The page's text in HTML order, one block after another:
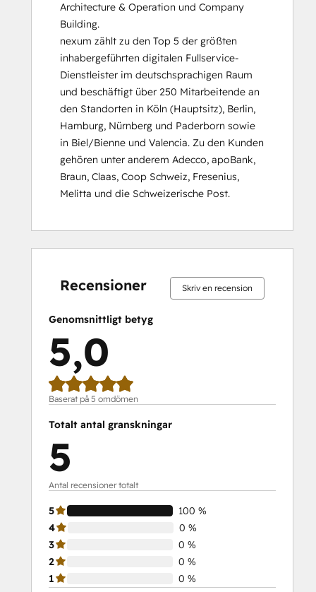
Architecture & Operation und Company
Building.
nexum zählt zu den Top 5 der größten
inhabergeführten digitalen Fullservice-
Dienstleister im deutschsprachigen Raum
und beschäftigt über 250 Mitarbeitende an
den Standorten in Köln (Hauptsitz), Berlin,
Hamburg, Nürnberg und Paderborn sowie
in Biel/Bienne und Valencia. Zu den Kunden
gehören unter anderem Adecco, apoBank,
Braun, Claas, Coop Schweiz, Fresenius,
Melitta und die Schweizerische Post.
Recensioner Skriv en recension
Genomsnittligt betyg
5,0
Baserat på 5 omdömen
Totalt antal granskningar
5
Antal recensioner totalt
5
100 %
4
0 %
3
0 %
2
0 %
1
0 %